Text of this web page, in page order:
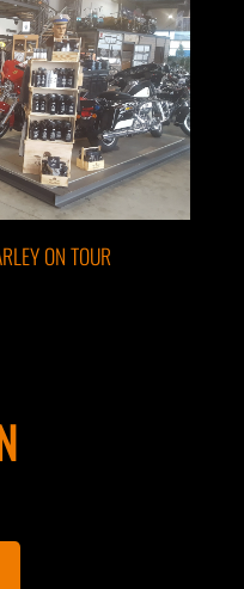
ON TOUR